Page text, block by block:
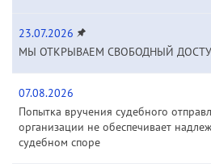
23.07.2026
МЫ ОТКРЫВАЕМ СВОБОДНЫЙ
07.08.2026
Попытка вручения судебного
организации не обеспечивает
судебном споре